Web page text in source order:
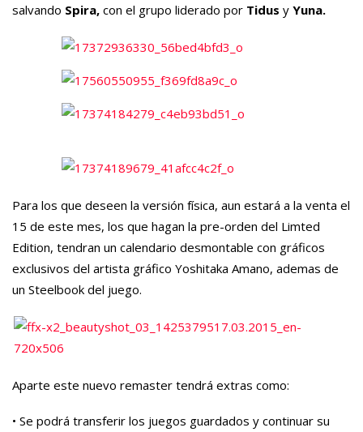
salvando Spira, con el grupo liderado por Tidus y Yuna.
Para los que deseen la versión física, aun estará a la venta el
15 de este mes, los que hagan la pre-orden del Limted
Edition, tendran un calendario desmontable con gráficos
exclusivos del artista gráfico Yoshitaka Amano, ademas de
un Steelbook del juego.
Aparte este nuevo remaster tendrá extras como:
• Se podrá transferir los juegos guardados y continuar su